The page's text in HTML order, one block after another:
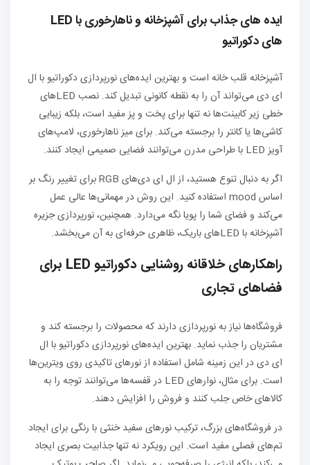
ایده‌ های جذاب برای آشپزخانه و ناهارخوری با LED
های دکوراتیو
آشپزخانه قلب خانه است و بهترین ایده‌های نورپردازی دکوراتیو با ال
ای دی می‌تواند آن را به نقطه کانونی تبدیل کند. نصب LEDهای
خطی زیر کابینت‌ها نه تنها برای پخت و پز مفید است، بلکه زیبایی
کاشی‌ها یا کانتر را برجسته می‌کند. برای میز ناهارخوری، لامپ‌های
آویز LED با طراحی مدرن می‌توانند فضایی صمیمی ایجاد کنند.
اگر به دنبال تنوع هستید، از ال ای دی‌های RGB برای تغییر رنگ بر
اساس mood استفاده کنید. این روش در مهمانی‌ها عالی عمل
می‌کند و فضای شما را پویا نگه می‌دارد. همچنین، نورپردازی جزیره
آشپزخانه با LEDهای باریک، ظاهری حرفه‌ای به آن می‌بخشد.
راهکارهای خلاقانه روشنایی دکوراتیو LED برای
فضاهای تجاری
فروشگاه‌ها نیاز به نورپردازی دارند که محصولات را برجسته کند و
مشتریان را جذب نماید. بهترین ایده‌های نورپردازی دکوراتیو با ال
ای دی در این زمینه شامل استفاده از نورهای تاکیدی روی ویترین‌ها
است. برای مثال، نوارهای LED در قفسه‌ها می‌توانند توجه را به
کالاهای خاص جلب کنند و فروش را افزایش دهند.
در فروشگاه‌های بزرگ، ترکیب نورهای سفید خنثی با رنگی برای ایجاد
تم‌های فصلی مفید است. این رویکرد نه تنها جذابیت بصری ایجاد